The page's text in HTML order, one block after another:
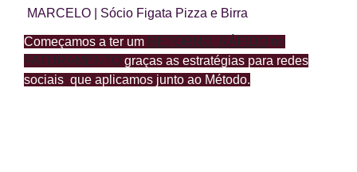
MARCELO | Sócio Figata Pizza e Birra
Começamos a ter um RETORNO RÁPIDO no
FATURAMENTO graças as estratégias para redes
sociais que aplicamos junto ao Método.